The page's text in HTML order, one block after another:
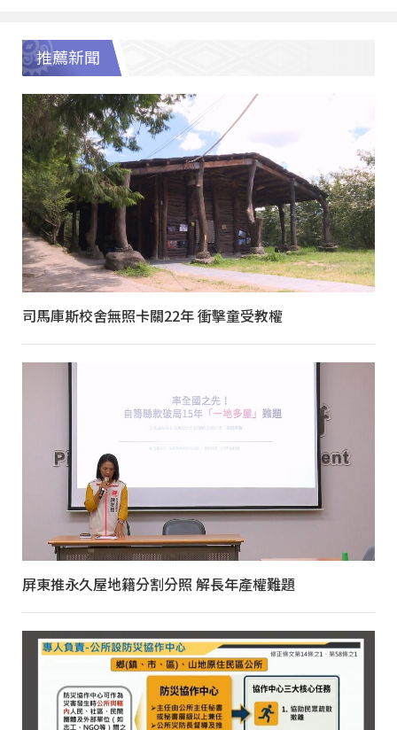
推薦新聞
司馬庫斯校舍無照卡關22年 衝擊童受教權
屏東推永久屋地籍分割分照 解長年產權難題